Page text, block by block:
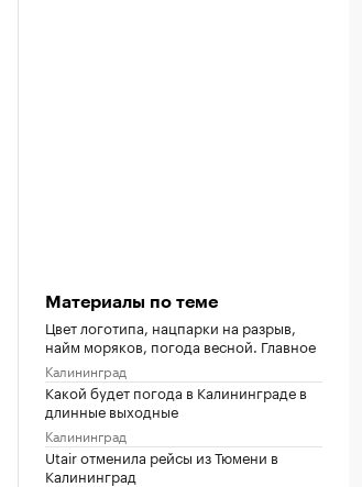
Материалы по теме
Цвет логотипа, нацпарки на разрыв,
найм моряков, погода весной. Главное
Калининград
Какой будет погода в Калининграде в
длинные выходные
Калининград
Utair отменила рейсы из Тюмени в
Калининград